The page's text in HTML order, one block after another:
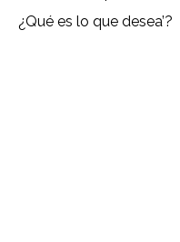
¿Qué es lo que desea’?